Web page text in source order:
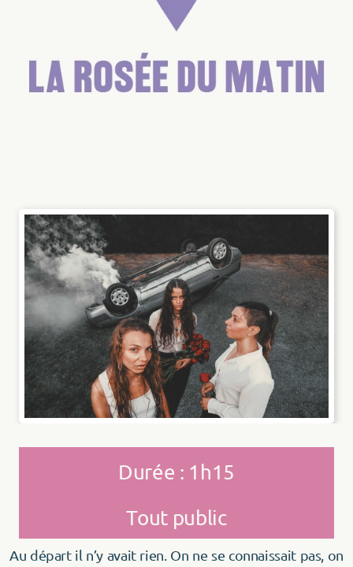
Durée : 1h15
Tout public
Au départ il n’y avait rien. On ne se connaissait pas, on